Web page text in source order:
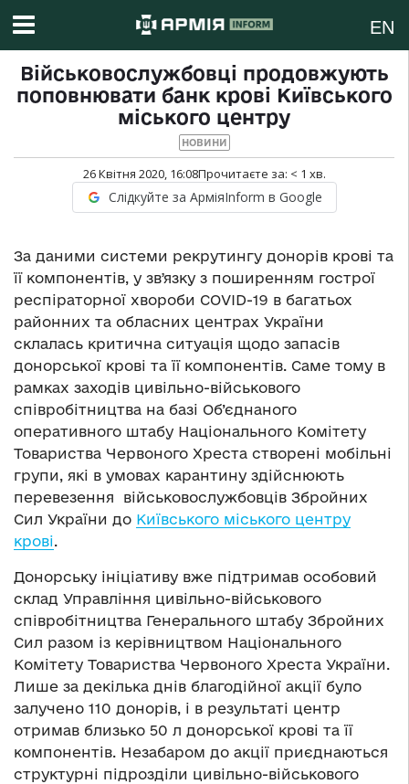
EN
Військовослужбовці продовжують
поповнювати банк крові Київського
міського центру
НОВИНИ
26 Квітня 2020, 16:08Прочитаєте за: < 1 хв.
Слідкуйте за АрміяInform в Google
За даними системи рекрутингу донорів крові та
її компонентів, у звʼязку з поширенням гострої
респіраторної хвороби COVID-19 в багатьох
районних та обласних центрах України
склалась критична ситуація щодо запасів
донорської крові та її компонентів. Саме тому в
рамках заходів цивільно-військового
співробітництва на базі Об’єднаного
оперативного штабу Національного Комітету
Товариства Червоного Хреста створені мобільні
групи, які в умовах карантину здійснюють
перевезення військовослужбовців Збройних
Сил України до Київського міського центру
крові.
Донорську ініціативу вже підтримав особовий
склад Управління цивільно-військового
співробітництва Генерального штабу Збройних
Сил разом із керівництвом Національного
Комітету Товариства Червоного Хреста України.
Лише за декілька днів благодійної акції було
залучено 110 донорів, і в результаті центр
отримав близько 50 л донорської крові та її
компонентів. Незабаром до акції приєднаються
структурні підрозділи цивільно-військового